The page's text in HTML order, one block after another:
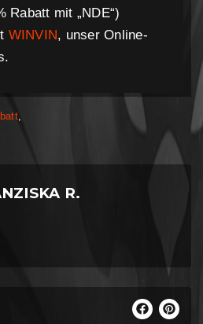
Rabatt mit „NDE“)
WINVIN, unser Online-
,
R.